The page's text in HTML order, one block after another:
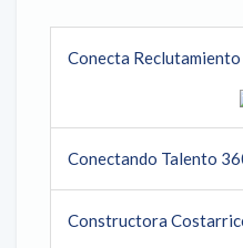
Conecta Reclutamiento
Conectando Talento
Constructora